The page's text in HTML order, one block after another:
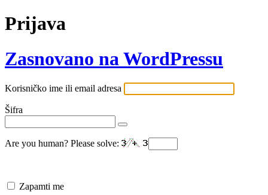
Prijava
Zasnovano na WordPressu
Korisničko ime ili email adresa
Šifra
Are you human? Please solve:
Zapamti me